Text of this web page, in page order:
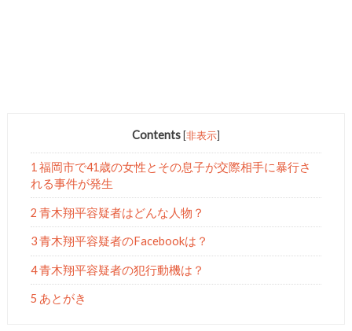
Contents [非表示]
1 福岡市で41歳の女性とその息子が交際相手に暴行さ
れる事件が発生
2 青木翔平容疑者はどんな人物？
3 青木翔平容疑者のFacebookは？
4 青木翔平容疑者の犯行動機は？
5 あとがき